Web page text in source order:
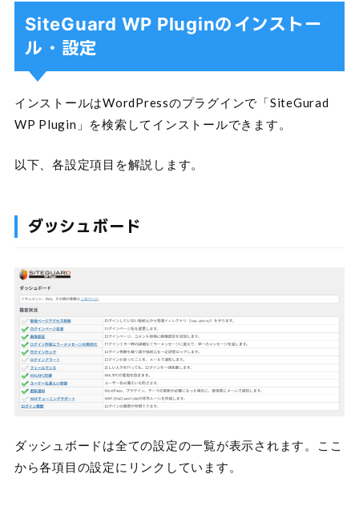
SiteGuard WP Pluginのインストー
ル・設定
インストールはWordPressのプラグインで「SiteGurad
WP Plugin」を検索してインストールできます。
以下、各設定項目を解説します。
ダッシュボード
ダッシュボードは全ての設定の一覧が表示されます。ここ
から各項目の設定にリンクしています。